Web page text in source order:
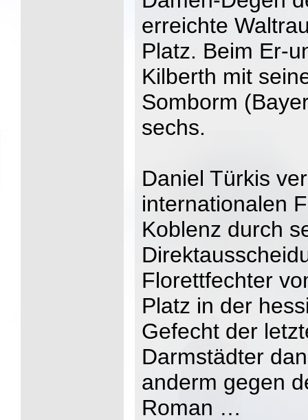
erreichte
Platz. Beim Er-
Kilberth mit
Somborm
sechs.
Daniel Türkis
internationalen
Koblenz durch
Florettfechter
Platz in der
Gefecht der
Darmstädter
anderm gegen
Roman …